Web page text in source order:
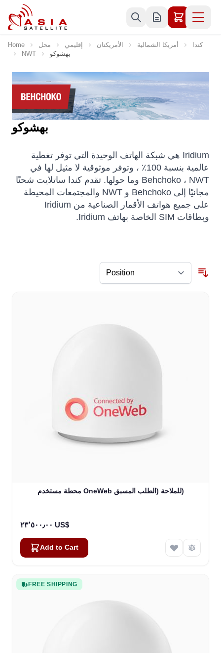
Skip to Content
Home محل إقليمي الأمريكتان أمريكا الشمالية
كندا
NWT
بهشوكو
بهشوكو
Iridium هي شبكة الهاتف الوحيدة التي توفر تغطية
عالمية بنسبة 100٪ ، وتوفر موثوقية لا مثيل لها في
Behchoko ، NWT وما حولها. تقدم كندا ساتلايت شحنًا
مجانيًا إلى Behchoko و NWT والمجتمعات المحيطة
على جميع هواتف الأقمار الصناعية من Iridium
وبطاقات SIM الخاصة بهاتف Iridium.
محطة مستخدم OneWeb للملاحة (الطلب المسبق)
٢٣٬٥٠٠٫٠٠ US$
Add to Cart
FREE SHIPPING